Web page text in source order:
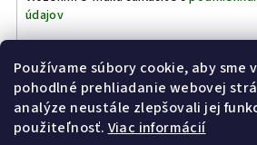
Používame súbory cookie, aby sme
pohodlné prehliadanie webovej
analýze neustále zlepšovali jej
použiteľnosť. Viac informácií
údajov
Prihlásiť sa
Kinostrelnica Páleník